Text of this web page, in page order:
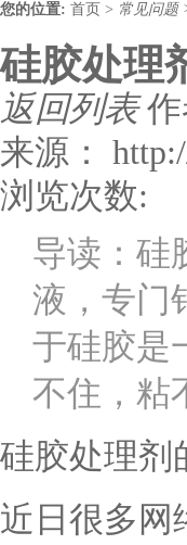
您的位置: 首页 > 常见问题
硅胶处理
返回列表
来源：
浏览次数:
导读：硅
液，专门
于硅胶是
不住，粘
硅胶处理剂
近日很多网